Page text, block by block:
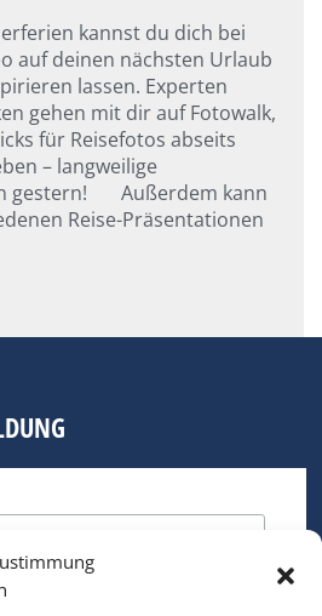
kannst du dich bei
auf deinen nächsten Urlaub
lassen. Experten
gehen mit dir auf Fotowalk,
für Reisefotos abseits
– langweilige
gestern! Außerdem kann
Reise-Präsentationen
ein.